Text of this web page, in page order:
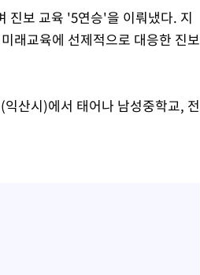
진보 교육 '5연승'을 이뤄냈다. 지
래교육에 선제적으로 대응한 진보
산시)에서 태어나 남성중학교, 전